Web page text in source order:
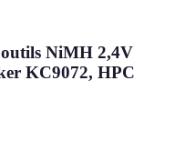
NiMH 2,4V
KC9072, HPC